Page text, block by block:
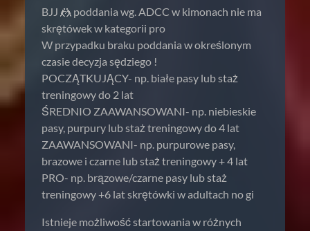
BJJ 🤼 poddania wg. ADCC w kimonach nie ma
skrętówek w kategorii pro
W przypadku braku poddania w określonym
czasie decyzja sędziego !
POCZĄTKUJĄCY- np. białe pasy lub staż
treningowy do 2 lat
ŚREDNIO ZAAWANSOWANI- np. niebieskie
pasy, purpury lub staż treningowy do 4 lat
ZAAWANSOWANI- np. purpurowe pasy,
brazowe i czarne lub staż treningowy + 4 lat
PRO- np. brązowe/czarne pasy lub staż
treningowy +6 lat skrętówki w adultach no gi
Istnieje możliwość startowania w różnych